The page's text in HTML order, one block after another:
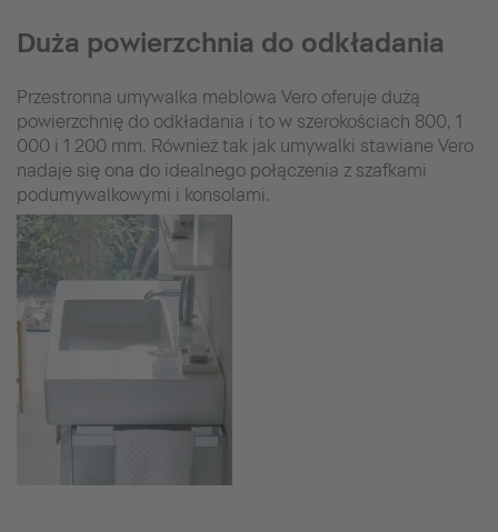
Duża powierzchnia do odkładania
Przestronna umywalka meblowa Vero oferuje dużą
powierzchnię do odkładania i to w szerokościach 800, 1
000 i 1 200 mm. Również tak jak umywalki stawiane Vero
nadaje się ona do idealnego połączenia z szafkami
podumywalkowymi i konsolami.